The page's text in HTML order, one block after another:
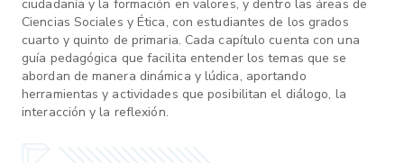
ciudadanía y la formación en valores, y dentro las áreas de
Ciencias Sociales y Ética, con estudiantes de los grados
cuarto y quinto de primaria. Cada capítulo cuenta con una
guía pedagógica que facilita entender los temas que se
abordan de manera dinámica y lúdica, aportando
herramientas y actividades que posibilitan el diálogo, la
interacción y la reflexión.